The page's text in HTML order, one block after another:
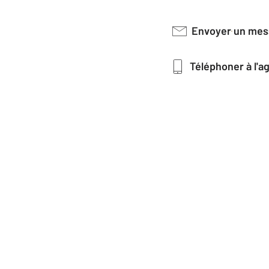
Envoyer un
Téléphoner à